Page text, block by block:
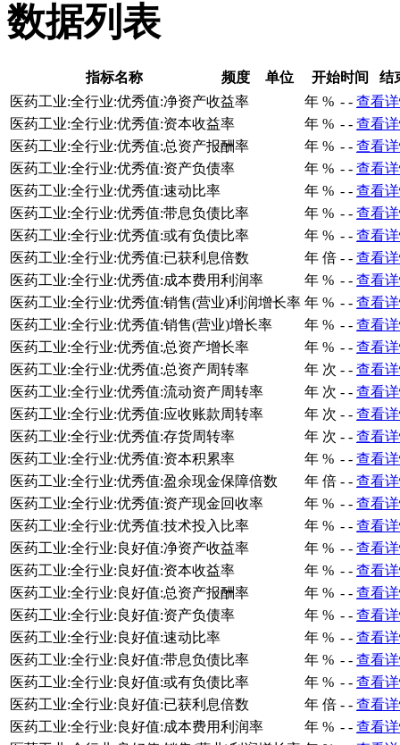
数据列表
指标名称 频度 单位 开始时间
结
医药工业:全行业:优秀值:净资产收益率
年 % - - 查看
医药工业:全行业:优秀值:资本收益率
年 % - - 查看
医药工业:全行业:优秀值:总资产报酬率
年 % - - 查看
医药工业:全行业:优秀值:资产负债率
年 % - - 查看
医药工业:全行业:优秀值:速动比率
年 % - - 查看
医药工业:全行业:优秀值:带息负债比率
年 % - - 查看
医药工业:全行业:优秀值:或有负债比率
年 % - - 查看
医药工业:全行业:优秀值:已获利息倍数
年 倍 - - 查看
医药工业:全行业:优秀值:成本费用利润率
年 % - - 查看
医药工业:全行业:优秀值:销售(营业)利润增长率 年 % - - 查看
医药工业:全行业:优秀值:销售(营业)增长率
年 % - - 查看
医药工业:全行业:优秀值:总资产增长率
年 % - - 查看
医药工业:全行业:优秀值:总资产周转率
年 次 - - 查看
医药工业:全行业:优秀值:流动资产周转率
年 次 - - 查看
医药工业:全行业:优秀值:应收账款周转率
年 次 - - 查看
医药工业:全行业:优秀值:存货周转率
年 次 - - 查看
医药工业:全行业:优秀值:资本积累率
年 % - - 查看
医药工业:全行业:优秀值:盈余现金保障倍数
年 倍 - - 查看
医药工业:全行业:优秀值:资产现金回收率
年 % - - 查看
医药工业:全行业:优秀值:技术投入比率
年 % - - 查看
医药工业:全行业:良好值:净资产收益率
年 % - - 查看
医药工业:全行业:良好值:资本收益率
年 % - - 查看
医药工业:全行业:良好值:总资产报酬率
年 % - - 查看
医药工业:全行业:良好值:资产负债率
年 % - - 查看
医药工业:全行业:良好值:速动比率
年 % - - 查看
医药工业:全行业:良好值:带息负债比率
年 % - - 查看
医药工业:全行业:良好值:或有负债比率
年 % - - 查看
医药工业:全行业:良好值:已获利息倍数
年 倍 - - 查看
医药工业:全行业:良好值:成本费用利润率
年 % - - 查看